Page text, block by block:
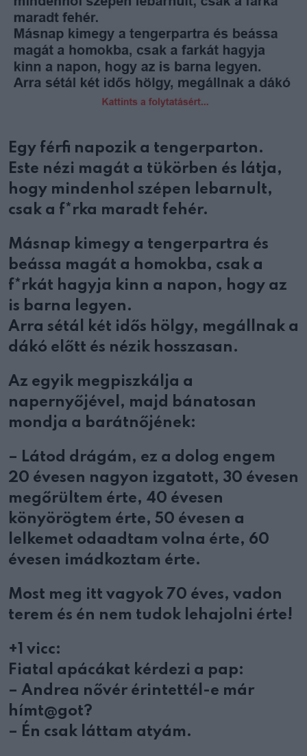
Egy férfi napozik a tengerparton.
Este nézi magát a tükörben és látja,
hogy mindenhol szépen lebarnult,
csak a f*rka maradt fehér.
Másnap kimegy a tengerpartra és
beássa magát a homokba, csak a
f*rkát hagyja kinn a napon, hogy az
is barna legyen.
Arra sétál két idős hölgy, megállnak a
dákó előtt és nézik hosszasan.
Az egyik megpiszkálja a
napernyőjével, majd bánatosan
mondja a barátnőjének:
– Látod drágám, ez a dolog engem
20 évesen nagyon izgatott, 30 évesen
megőrültem érte, 40 évesen
könyörögtem érte, 50 évesen a
lelkemet odaadtam volna érte, 60
évesen imádkoztam érte.
Most meg itt vagyok 70 éves, vadon
terem és én nem tudok lehajolni érte!
+1 vicc:
Fiatal apácákat kérdezi a pap:
– Andrea nővér érintettél-e már
hímt@got?
– Én csak láttam atyám.